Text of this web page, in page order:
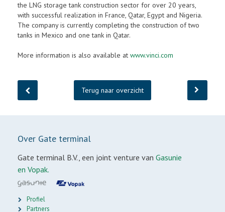
the LNG storage tank construction sector for over 20 years,
with successful realization in France, Qatar, Egypt and Nigeria.
The company is currently completing the construction of two
tanks in Mexico and one tank in Qatar.
More information is also available at www.vinci.com
Terug naar overzicht
Over Gate terminal
Gate terminal B.V., een joint venture van Gasunie
en Vopak.
Profiel
Partners